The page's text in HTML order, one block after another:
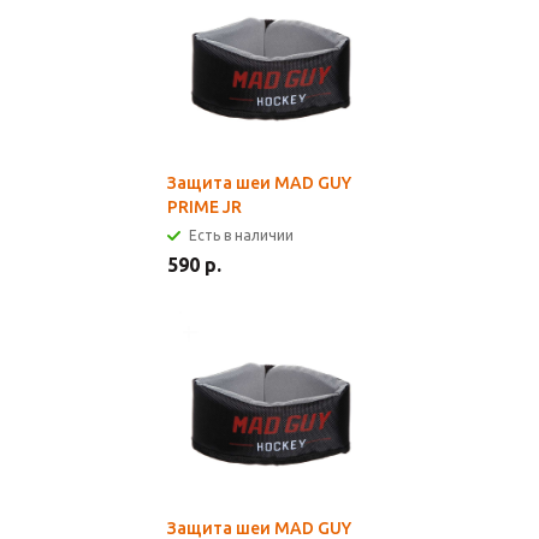
Защита шеи MAD GUY
PRIME JR
Есть в наличии
590 р.
Защита шеи MAD GUY